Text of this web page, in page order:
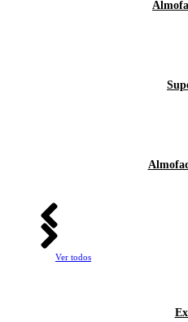
Ver todos